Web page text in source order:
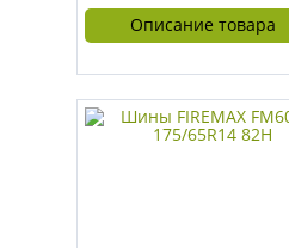
Описание товара